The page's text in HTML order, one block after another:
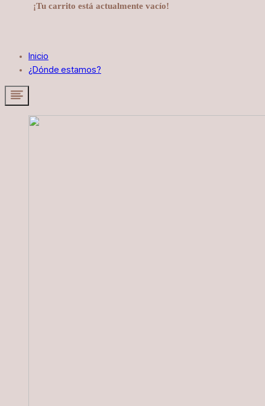
¡Tu carrito está actualmente vacío!
Inicio
¿Dónde estamos?